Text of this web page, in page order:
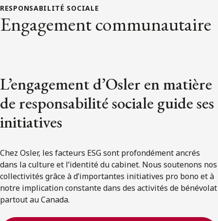
RESPONSABILITÉ SOCIALE
Engagement communautaire
L’engagement d’Osler en matière
de responsabilité sociale guide ses
initiatives
Chez Osler, les facteurs ESG sont profondément ancrés
dans la culture et l’identité du cabinet. Nous soutenons nos
collectivités grâce à d’importantes initiatives pro bono et à
notre implication constante dans des activités de bénévolat
partout au Canada.